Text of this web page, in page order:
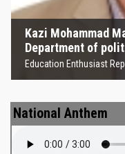
Kazi Mohammad
Department of
Education Enthusiast
National Anthem